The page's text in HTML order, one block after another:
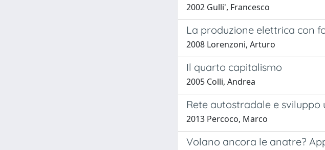
2002 Gulli', Francesco
La produzione elettrica con
2008 Lorenzoni, Arturo
Il quarto capitalismo
2005 Colli, Andrea
Rete autostradale e sviluppo
2013 Percoco, Marco
Volano ancora le anatre?